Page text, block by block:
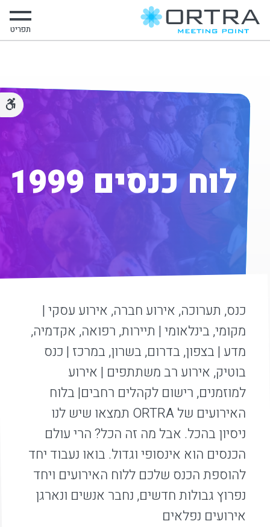
תפריט
לוח כנסים 1999
כנס, תערוכה, אירוע חברה, אירוע עסקי |
מקומי, בינלאומי | תיירות, רפואה, אקדמיה,
מדע | בצפון, בדרום, בשרון, במרכז | כנס
בוטיק, אירוע רב משתתפים | אירוע
למוזמנים, רישום לקהלים רחבים| בלוח
האירועים של ORTRA תמצאו שיש לנו
ניסיון בהכל. אבל מה זה הכל? הרי עולם
הכנסים הוא אינסופי וגדול. בואו נעבוד יחד
להוספת הכנס שלכם ללוח האירועים ויחד
נפרוץ גבולות חדשים, נחבר אנשים ונארגן
אירועים נפלאים